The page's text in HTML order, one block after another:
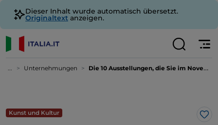
Dieser Inhalt wurde automatisch übersetzt.
Originaltext anzeigen.
... Unternehmungen Die 10 Ausstellungen, die Sie im November in Italien nicht verpassen sollten
Kunst und Kultur